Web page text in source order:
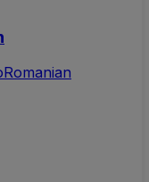
Romanian